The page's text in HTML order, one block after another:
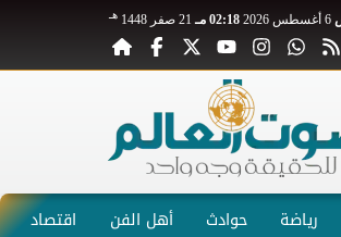
02:18 مـ 21 صفر 1448 هـ
رياضة حوادث أهل الفن اقتصاد